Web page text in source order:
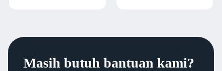
Masih butuh bantuan kami?